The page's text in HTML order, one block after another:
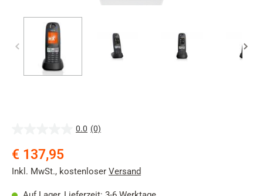
0.0 (0)
5€ 137,95
Inkl. MwSt., kostenloser Versand